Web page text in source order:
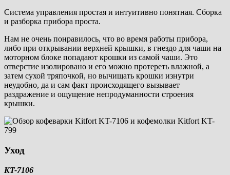
Система управления простая и интуитивно понятная. Сборка
и разборка прибора проста.
Нам не очень понравилось, что во время работы прибора,
либо при открывании верхней крышки, в гнездо для чаши на
моторном блоке попадают крошки из самой чаши. Это
отверстие изолировано и его можно протереть влажной, а
затем сухой тряпочкой, но вычищать крошки изнутри
неудобно, да и сам факт происходящего вызывает
раздражение и ощущение непродуманности строения
крышки.
Уход
KT-7106